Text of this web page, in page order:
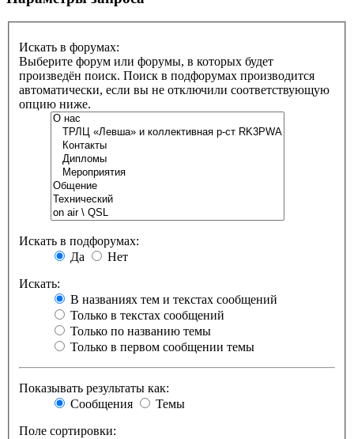
Искать в форумах:
Выберите форум или форумы, в которых будет
произведён поиск. Поиск в подфорумах производится
автоматически, если вы не отключили соответствующую
опцию ниже.
Искать в подфорумах:
Да
Нет
Искать:
В названиях тем и текстах сообщений
Только в текстах сообщений
Только по названию темы
Только в первом сообщении темы
Показывать результаты как:
Сообщения
Темы
Поле сортировки: